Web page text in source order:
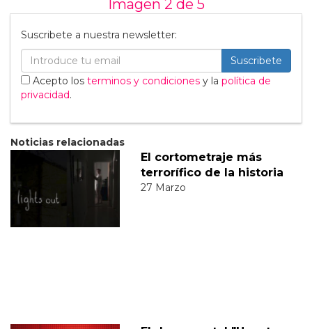
Imagen 2 de 5
Suscribete a nuestra newsletter:
Suscribete
Acepto los terminos y condiciones y la política de
privacidad.
Noticias relacionadas
El cortometraje más
terrorífico de la historia
27 Marzo